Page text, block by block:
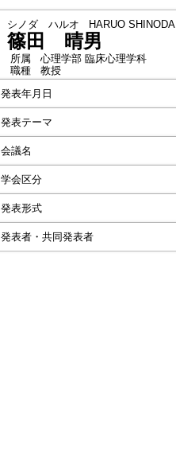
シノダ ハルオ HARUO SHINODA
篠田 晴男
所属
心理学部 臨床心理学科
職種
教授
発表年月日
発表テーマ
会議名
学会区分
発表形式
発表者・共同発表者